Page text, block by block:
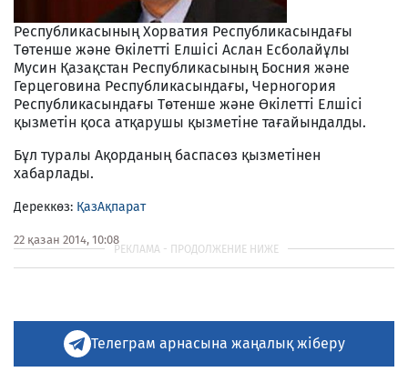
Республикасының Хорватия Республикасындағы
Төтенше және Өкілетті Елшісі Аслан Есболайұлы
Мусин Қазақстан Республикасының Босния және
Герцеговина Республикасындағы, Черногория
Республикасындағы Төтенше және Өкілетті Елшісі
қызметін қоса атқарушы қызметіне тағайындалды.
Бұл туралы Ақорданың баспасөз қызметінен
хабарлады.
Дереккөз: ҚазАқпарат
22 қазан 2014, 10:08
Телеграм арнасына жаңалық жіберу